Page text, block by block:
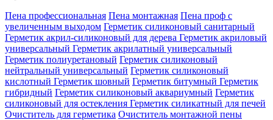
Пена профессиональная Пена монтажная Пена проф с
увеличенным выходом Герметик силиконовый санитарный
Герметик акрил-силиконовый для дерева Герметик акриловый
универсальный Герметик акрилатный универсальный
Герметик полиуретановый Герметик силиконовый
нейтральный универсальный Герметик силиконовый
кислотный Герметик шовный Герметик битумный Герметик
гибридный Герметик силиконовый аквариумный Герметик
силиконовый для остекления Герметик силикатный для печей
Очиститель для герметика Очиститель монтажной пены